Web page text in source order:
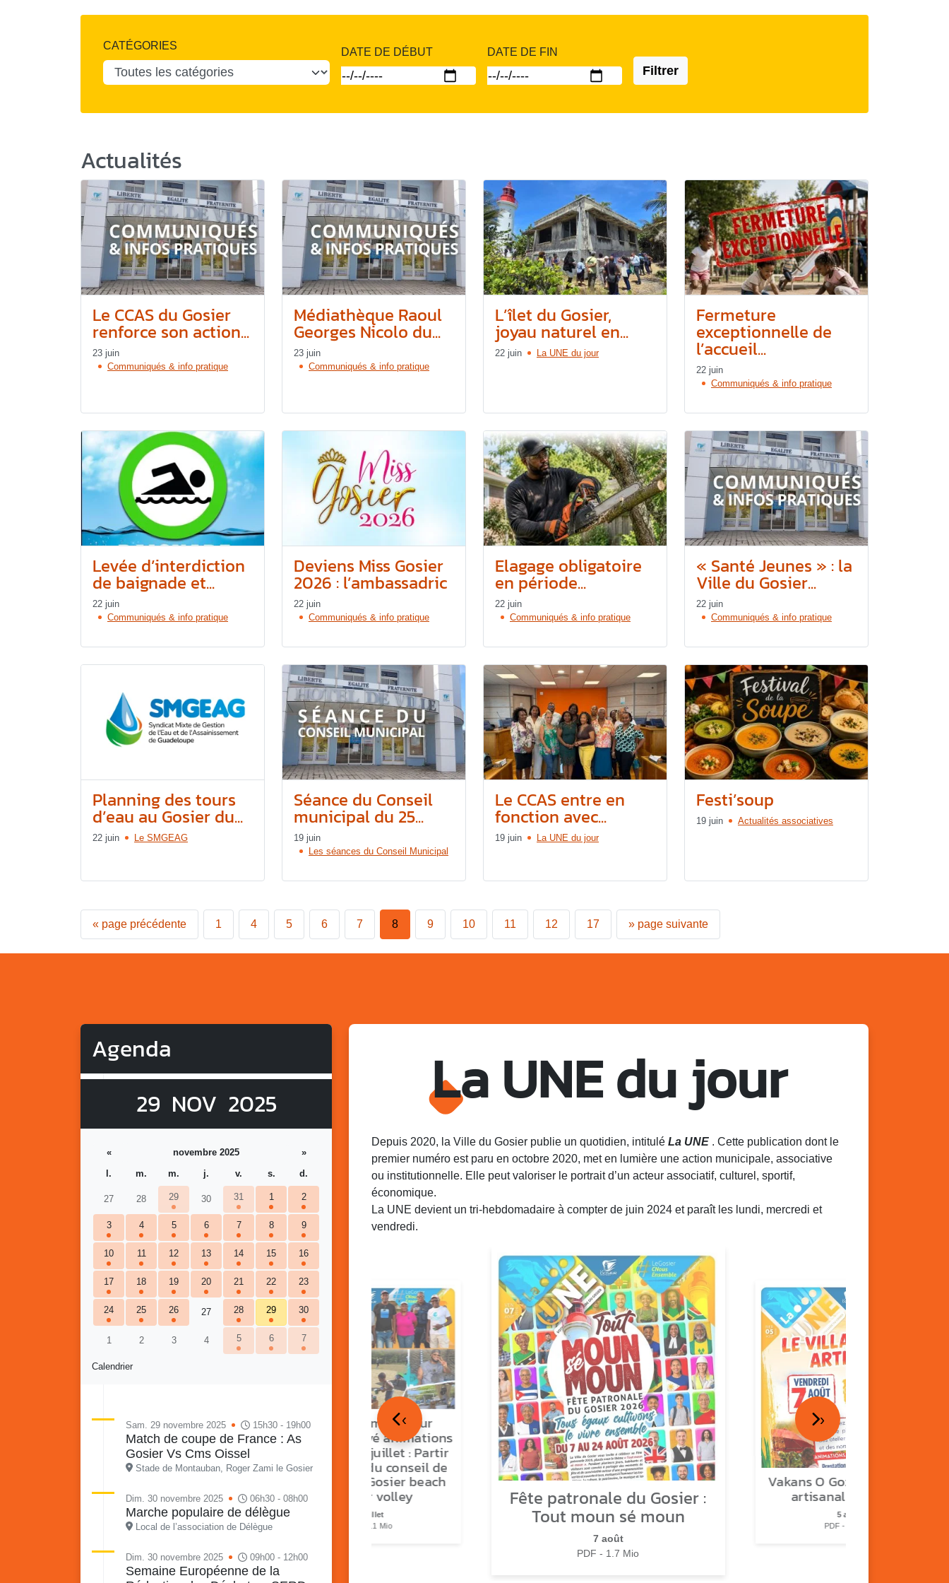
CATÉGORIES
DATE DE DÉBUT DATE DE FIN
Filtrer
Actualités
Le CCAS du Gosier
renforce son action...
23 juin
Communiqués & info pratique
Médiathèque Raoul
Georges Nicolo du...
23 juin
Communiqués & info pratique
L’îlet du Gosier,
joyau naturel en...
22 juin La UNE du jour
Fermeture
exceptionnelle de
l’accueil...
22 juin
Communiqués & info pratique
Levée d’interdiction
de baignade et...
22 juin
Communiqués & info pratique
Deviens Miss Gosier
2026 : l’ambassadric
22 juin
Communiqués & info pratique
Elagage obligatoire
en période...
22 juin
Communiqués & info pratique
« Santé Jeunes » : la
Ville du Gosier...
22 juin
Communiqués & info pratique
Planning des tours
d’eau au Gosier du...
22 juin Le SMGEAG
Séance du Conseil
municipal du 25...
19 juin
Les séances du Conseil Municipal
Le CCAS entre en
fonction avec...
19 juin La UNE du jour
Festi’soup
19 juin Actualités associatives
« page précédente 1 4 5 6 7 8 9 10 11 12 17 » page suivante
Agenda
29 NOV 2025
Calendrier
« novembre 2025
»
l.
m. m. j. v. s. d.
27 28 29 30 31 1 2
3 4 5 6 7 8 9
10 11 12 13 14 15 16
17 18 19 20 21 22 23
24 25 26 27 28 29 30
1 2 3 4 5 6 7
Sam. 29 novembre 2025 15h30 - 19h00
Match de coupe de France : As
Gosier Vs Cms Oissel
Stade de Montauban, Roger Zami le Gosier
Dim. 30 novembre 2025 06h30 - 08h00
Marche populaire de délègue
Local de l’association de Délègue
Dim. 30 novembre 2025 09h00 - 12h00
Semaine Européenne de la
La UNE du jour
Depuis 2020, la Ville du Gosier publie un quotidien, intitulé La UNE . Cette publication dont le
premier numéro est paru en octobre 2020, met en lumière une action municipale, associative
ou institutionnelle. Elle peut valoriser le portrait d’un acteur associatif, culturel, sportif,
économique.
La UNE devient un tri-hebdomadaire à compter de juin 2024 et paraît les lundi, mercredi et
vendredi.
Lanta
24 juillet
PDF - 1.6 Mio
Retour en images sur
Vakans O Gozyé animations
du samedi 18 juillet : Partir
en livre, fête du conseil de
quartier n°3, Gosier beach
summer volley
23 juillet
PDF - 5.1 Mio
Fête patronale du Gosier :
Tout moun sé moun
7 août
PDF - 1.7 Mio
Vakans O Gozyé : le village
artisanal du Gosier
5 août
PDF - 1.2 Mio
‹ ›